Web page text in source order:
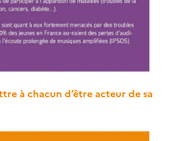
à chacun d’être acteur de sa